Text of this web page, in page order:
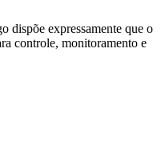
dispõe expressamente que o
controle, monitoramento e